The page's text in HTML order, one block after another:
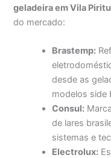
geladeira em Vila
do mercado:
Brastemp:
desde as
modelos side
Consul:
de lares
sistemas e
Electrolux: